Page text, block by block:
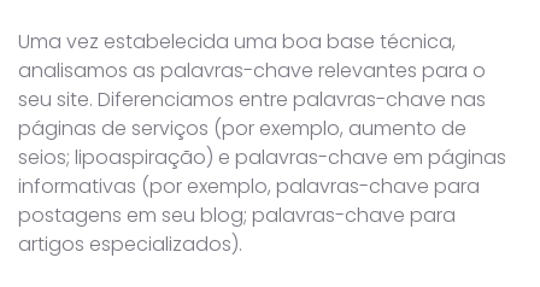
Uma vez estabelecida uma boa base técnica,
analisamos as palavras-chave relevantes para o
seu site. Diferenciamos entre palavras-chave nas
páginas de serviços (por exemplo, aumento de
seios; lipoaspiração) e palavras-chave em páginas
informativas (por exemplo, palavras-chave para
postagens em seu blog; palavras-chave para
artigos especializados).